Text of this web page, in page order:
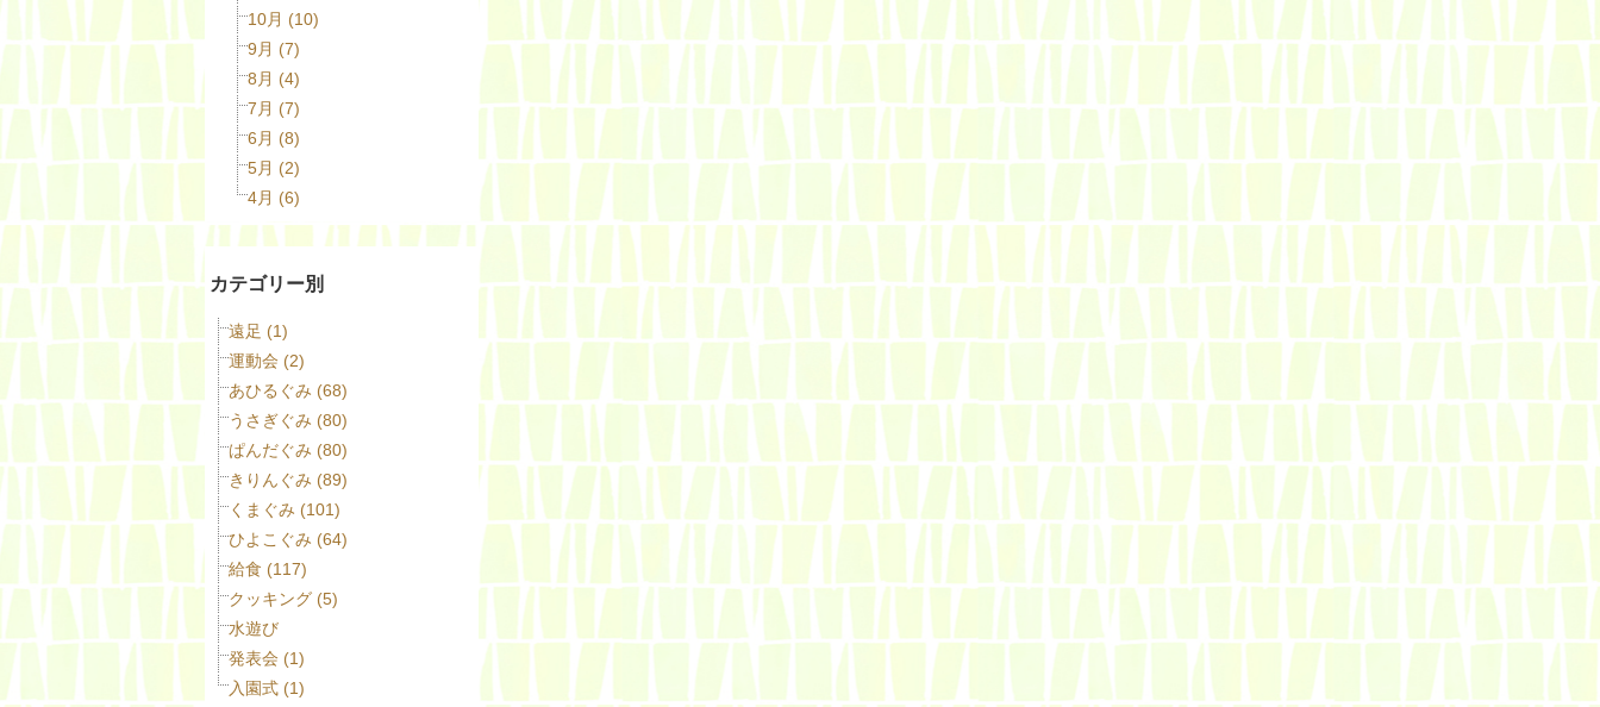
10月 (10)
9月 (7)
8月 (4)
7月 (7)
6月 (8)
5月 (2)
4月 (6)
カテゴリー別
遠足 (1)
運動会 (2)
あひるぐみ (68)
うさぎぐみ (80)
ぱんだぐみ (80)
きりんぐみ (89)
くまぐみ (101)
ひよこぐみ (64)
給食 (117)
クッキング (5)
水遊び
発表会 (1)
入園式 (1)